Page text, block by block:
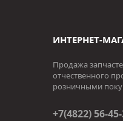
ИНТЕРНЕТ-
Продажа
отчественного
розничными
+7(4822) 56-